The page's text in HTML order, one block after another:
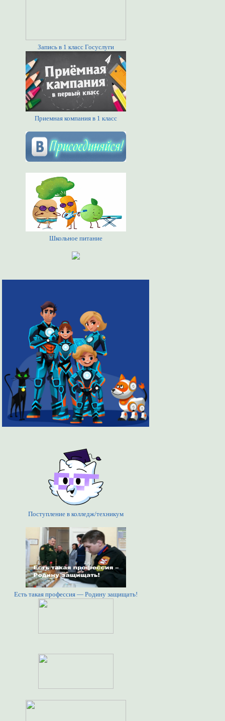
Запись в 1 класс Госуслуги
Приемная компания в 1 класс
Школьное питание
Поступление в колледж/техникум
Есть такая профессия — Родину защищать!